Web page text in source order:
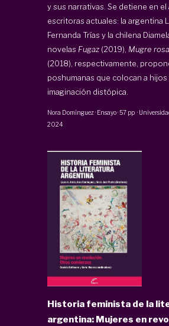
y sus narrativas. Se detiene en el
escritoras actuales: la argentina
Fernanda Trías y la chilena
novelas Fugaz (2019), Mugre rosa
(2018), respectivamente,
poshumanas que colocan a
imaginación distópica.
Nora Domínguez· Ensayo·57 pp ·
2024
Historia feminista de la
argentina: Mujeres en